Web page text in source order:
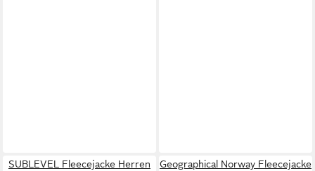
SUBLEVEL Fleecejacke Herren
Geographical Norway Fleecejacke